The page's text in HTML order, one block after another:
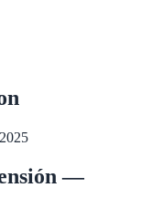
—